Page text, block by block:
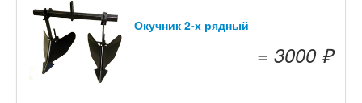
Окучник 2-х рядный
= 3000 ₽